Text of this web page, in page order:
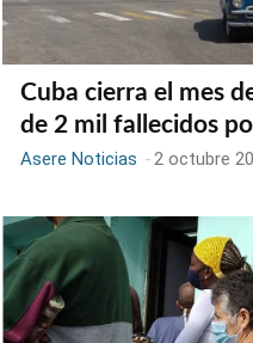
Cuba cierra el mes
de 2 mil fallecidos
Asere Noticias -2 octubre